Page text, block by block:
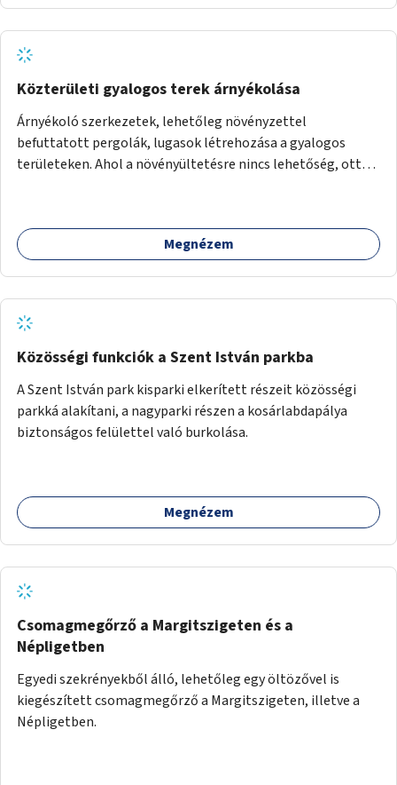
Közterületi gyalogos terek árnyékolása
Árnyékoló szerkezetek, lehetőleg növényzettel
befuttatott pergolák, lugasok létrehozása a gyalogos
területeken. Ahol a növényültetésre nincs lehetőség, ott
Megnézem
Közösségi funkciók a Szent István parkba
A Szent István park kisparki elkerített részeit közösségi
parkká alakítani, a nagyparki részen a kosárlabdapálya
biztonságos felülettel való burkolása.
Megnézem
Csomagmegőrző a Margitszigeten és a
Népligetben
Egyedi szekrényekből álló, lehetőleg egy öltözővel is
kiegészített csomagmegőrző a Margitszigeten, illetve a
Népligetben.